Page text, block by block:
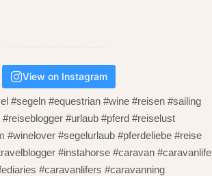
View on Instagram
#segeln #equestrian #wine #reisen #sailing
#urlaub #pferd #reiselust
#winelover #segelurlaub #pferdeliebe #reise
#instahorse #caravan #caravanlife
#caravanlifers #caravanning